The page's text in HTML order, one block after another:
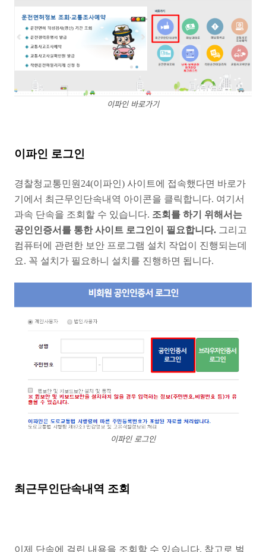
이파인 바로가기
이파인 로그인
경찰청교통민원24(이파인) 사이트에 접속했다면 바로가
기에서 최근무인단속내역 아이콘을 클릭합니다. 여기서
과속 단속을 조회할 수 있습니다. 조회를 하기 위해서는
공인인증서를 통한 사이트 로그인이 필요합니다. 그리고
컴퓨터에 관련한 보안 프로그램 설치 작업이 진행되는데
요. 꼭 설치가 필요하니 설치를 진행하면 됩니다.
이파인 로그인
최근무인단속내역 조회
이제 단속에 걸린 내용을 조회할 수 있습니다. 참고로 벌